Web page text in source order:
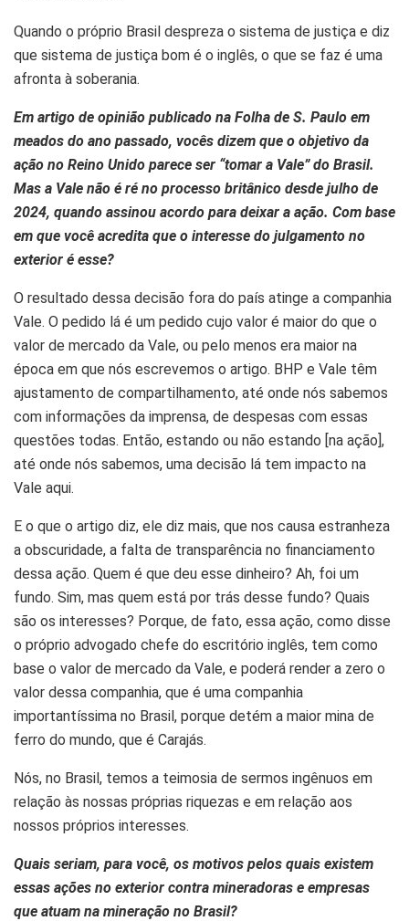
Quando o próprio Brasil despreza o sistema de justiça e diz
que sistema de justiça bom é o inglês, o que se faz é uma
afronta à soberania.
Em artigo de opinião publicado na Folha de S. Paulo em
meados do ano passado, vocês dizem que o objetivo da
ação no Reino Unido parece ser “tomar a Vale” do Brasil.
Mas a Vale não é ré no processo britânico desde julho de
2024, quando assinou acordo para deixar a ação. Com base
em que você acredita que o interesse do julgamento no
exterior é esse?
O resultado dessa decisão fora do país atinge a companhia
Vale. O pedido lá é um pedido cujo valor é maior do que o
valor de mercado da Vale, ou pelo menos era maior na
época em que nós escrevemos o artigo. BHP e Vale têm
ajustamento de compartilhamento, até onde nós sabemos
com informações da imprensa, de despesas com essas
questões todas. Então, estando ou não estando [na ação],
até onde nós sabemos, uma decisão lá tem impacto na
Vale aqui.
E o que o artigo diz, ele diz mais, que nos causa estranheza
a obscuridade, a falta de transparência no financiamento
dessa ação. Quem é que deu esse dinheiro? Ah, foi um
fundo. Sim, mas quem está por trás desse fundo? Quais
são os interesses? Porque, de fato, essa ação, como disse
o próprio advogado chefe do escritório inglês, tem como
base o valor de mercado da Vale, e poderá render a zero o
valor dessa companhia, que é uma companhia
importantíssima no Brasil, porque detém a maior mina de
ferro do mundo, que é Carajás.
Nós, no Brasil, temos a teimosia de sermos ingênuos em
relação às nossas próprias riquezas e em relação aos
nossos próprios interesses.
Quais seriam, para você, os motivos pelos quais existem
essas ações no exterior contra mineradoras e empresas
que atuam na mineração no Brasil?